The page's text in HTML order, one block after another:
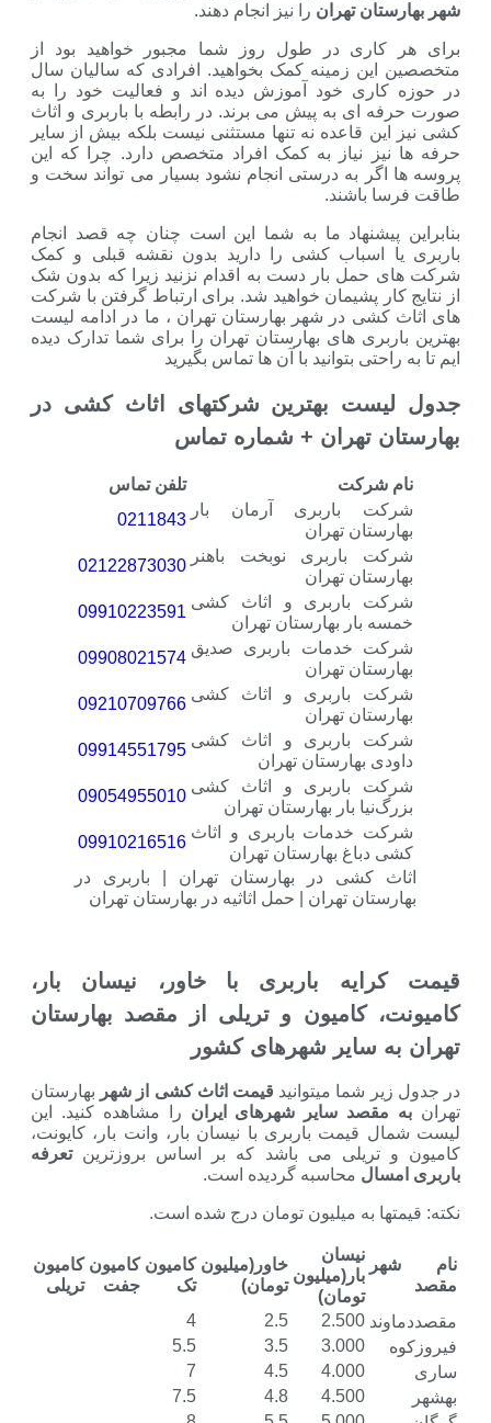
تهرانرا نیز انجام دهند.
کاری در طول روز شما مجبور خواهید بود از
این زمینه کمک بخواهید. افرادی که سالیان سال
خود آموزش دیده اند و فعالیت خود را به
ای به پیش می برند. در رابطه با باربری و اثاث
قاعده نه تنها مستثنی نیست بلکه بیش از سایر
نیاز به کمک افراد متخصص دارد. چرا که این
اگر به درستی انجام نشود بسیار می تواند سخت و
باشند.
پیشنهاد ما به شما این است چنان چه قصد انجام
اسباب کشی را دارید بدون نقشه قبلی و کمک
حمل بار دست به اقدام نزنید زیرا که بدون شک
پشیمان خواهید شد. برای ارتباط گرفتن با شرکت
کشی در شهر بهارستان تهران ، ما در ادامه لیست
های بهارستان تهران را برای شما تدارک دیده
بتوانید با آن ها تماس بگیرید
بهترین شرکتهای اثاث کشی در
تهران + شماره تماس
باربری آرمان بار
تهران
0211843
باربری نوبخت باهنر
تهران
02122873030
باربری و اثاث کشی
بار بهارستان تهران
09910223591
خدمات باربری صدیق
تهران
09908021574
باربری و اثاث کشی
تهران
09210709766
باربری و اثاث کشی
بهارستان تهران
09914551795
باربری و اثاث کشی
بار بهارستان تهران
09054955010
خدمات باربری و اثاث
دباغ بهارستان تهران
09910216516
کشی در بهارستان تهران | باربری در
تهران | حمل اثاثیه در بهارستان تهران
باربری با خاور، نیسان بار،
کامیون و تریلی از مقصد بهارستان
سایر شهرهای کشور
شما میتوانید قیمت اثاث کشی از شهربهارستان
مقصد سایر شهرهای ایرانرا مشاهده کنید. این
قیمت باربری با نیسان بار، وانت بار، کایونت،
تریلی می باشد که بر اساس بروزترینتعرفه
محاسبه گردیده است.
به میلیون تومان درج شده است.
نیسان
بار(میلیون
تومان)
خاور(میلیون
تومان)
کامیون
تک
کامیون کامیون
تریلی
2.500
2.5
4
3.000
3.5
5.5
4.000
4.5
7
4.500
4.8
7.5